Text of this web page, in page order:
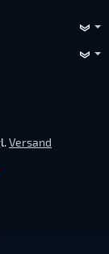
Versand